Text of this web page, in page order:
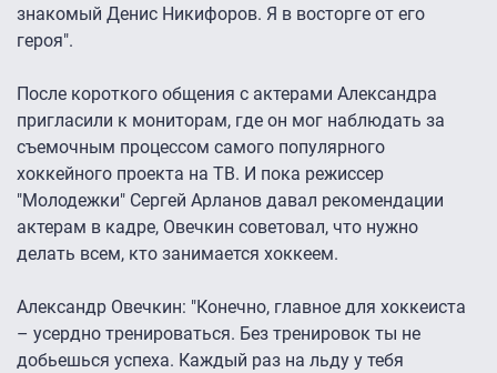
знакомый Денис Никифоров. Я в восторге от его
героя".
После короткого общения с актерами Александра
пригласили к мониторам, где он мог наблюдать за
съемочным процессом самого популярного
хоккейного проекта на ТВ. И пока режиссер
"Молодежки" Сергей Арланов давал рекомендации
актерам в кадре, Овечкин советовал, что нужно
делать всем, кто занимается хоккеем.
Александр Овечкин: "Конечно, главное для хоккеиста
– усердно тренироваться. Без тренировок ты не
добьешься успеха. Каждый раз на льду у тебя